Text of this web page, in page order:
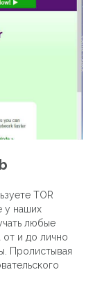
TOR
у наших
любые
от и до лично
Пролистывая